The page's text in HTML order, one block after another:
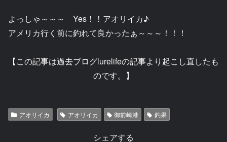
よっしゃ～～～ Yes！！アオリイカ♪
アメリカ行く前に釣れて良かったぁ～～～！！！
【この記事は過去ブログlurelifeの記事より起こし直したも
のです。】
アオリイカ アオリイカ 御前崎港 釣果
シェアする